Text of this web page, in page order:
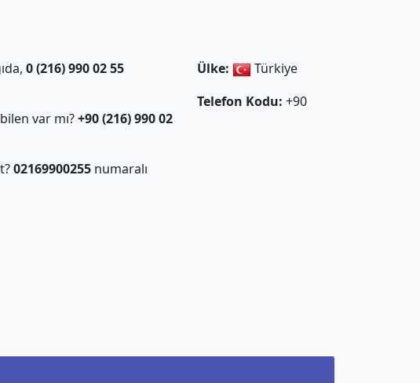
0 (216) 990 02 55
var mı?+90 (216) 990 02
02169900255numaralı
Ülke:
Türkiye
Telefon Kodu: +90